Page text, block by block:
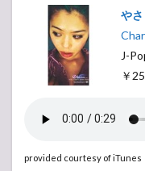
や
J-
￥
provided courtesy of iTunes